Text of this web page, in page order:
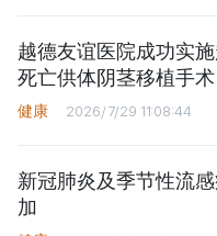
越德友谊医院成功实
死亡供体阴茎移植手术
健康 2026/7/29 11:08:44
新冠肺炎及季节性流
加